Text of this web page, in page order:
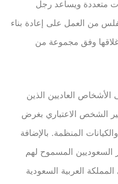
متعددة ويساعد رجل
من العمل على إعادة بناء
وفق مجموعة من
الأشخاص العاديين الذين
الشخص الاعتباري بغرض
المنظمة. بالإضافة
السعوديين المسموح لهم
العربية السعودية